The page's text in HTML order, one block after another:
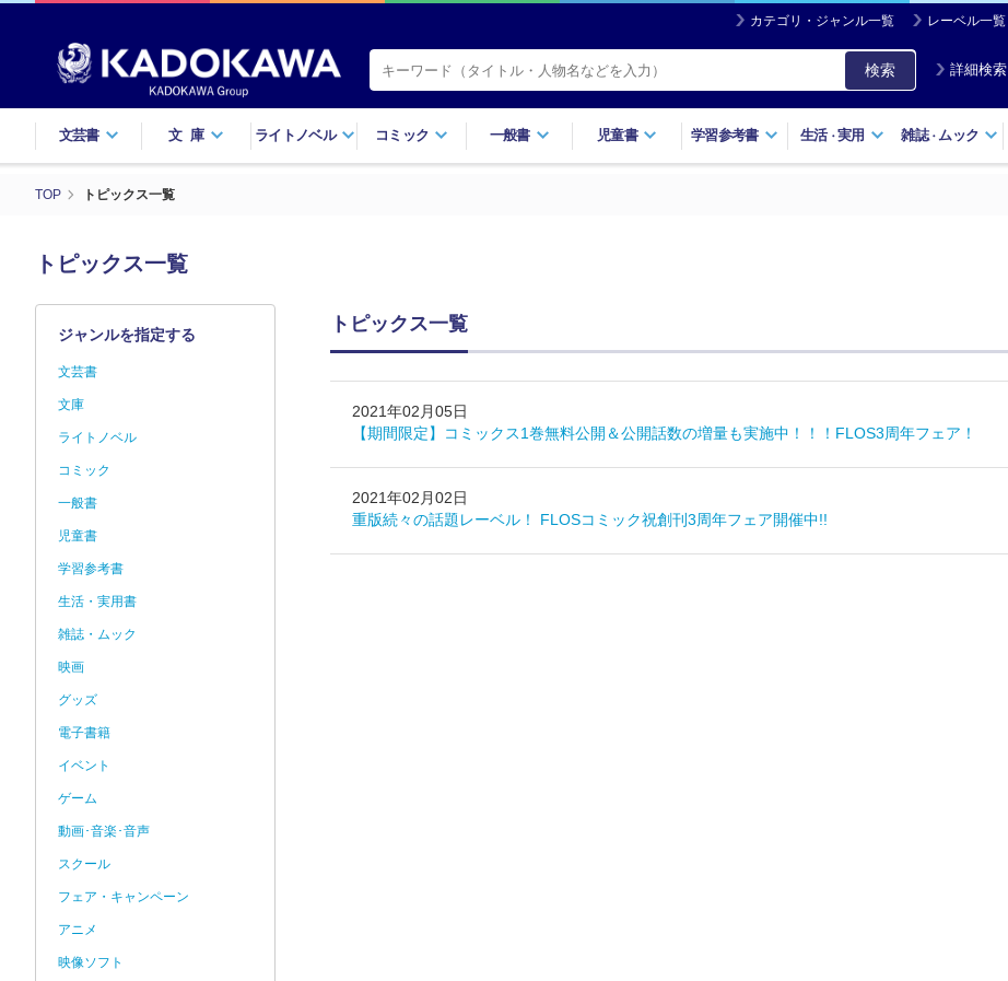
カテゴリ・ジャンル一覧 レーベル一覧
検索 詳細検索
文芸書 文庫 ライトノベル コミック 一般書 児童書 学習参考書 生活・実用 雑誌・ ムック
TOP トピックス一覧
トピックス一覧
トピックス一覧
2021年02月05日
【期間限定】コミックス1巻無料公開＆公開話数の増量も実施中！！！FLOS3周年フェア！
2021年02月02日
重版続々の話題レーベル！ FLOSコミック祝創刊3周年フェア開催中!!
ジャンルを指定する
文芸書
文庫
ライトノベル
コミック
一般書
児童書
学習参考書
生活・実用書
雑誌・ムック
映画
グッズ
電子書籍
イベント
ゲーム
動画･音楽･音声
スクール
フェア・キャンペーン
アニメ
映像ソフト